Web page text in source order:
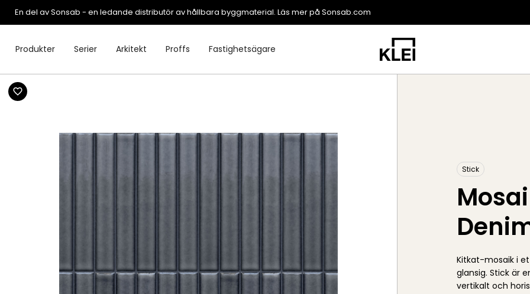
En del av Sonsab - en ledande distributör av hållbara byggmaterial. Läs mer på Sonsab.com
Produkter Serier Arkitekt Proffs Fastighetsägare
Stick
Kitkat-mosaik i
glansig. Stick är
vertikalt och